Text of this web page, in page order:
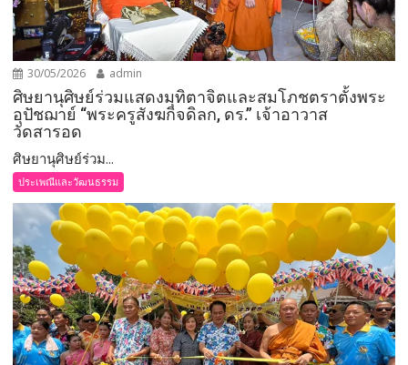
30/05/2026 admin
ศิษยานุศิษย์ร่วมแสดงมุทิตาจิตและสมโภชตราตั้งพระ
อุปัชฌาย์ “พระครูสังฆกิจดิลก, ดร.” เจ้าอาวาส
วัดสารอด
ศิษยานุศิษย์ร่วม...
ประเพณีและวัฒนธรรม